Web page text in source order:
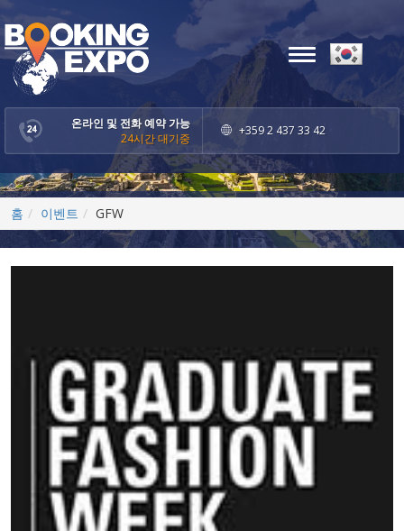
온라인 및 전화 예약 가능
24시간 대기중
+359 2 437 33 42
Toggle
navigation
홈 이벤트 GFW